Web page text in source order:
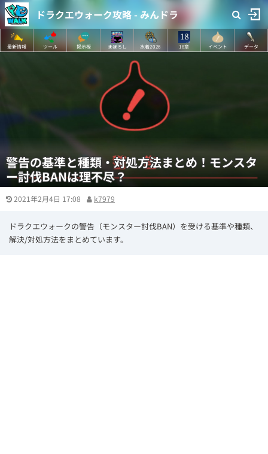
ドラクエウォーク攻略 - みんドラ
最新情報 ツール 掲示板 まぼろし 水着2026 18章 イベント データ
警告の基準と種類・対処方法まとめ！モンスタ
ー討伐BANは理不尽？
2021年2月4日 17:08 k7979
ドラクエウォークの警告（モンスター討伐BAN）を受ける基準や種類、
解決/対処方法をまとめています。